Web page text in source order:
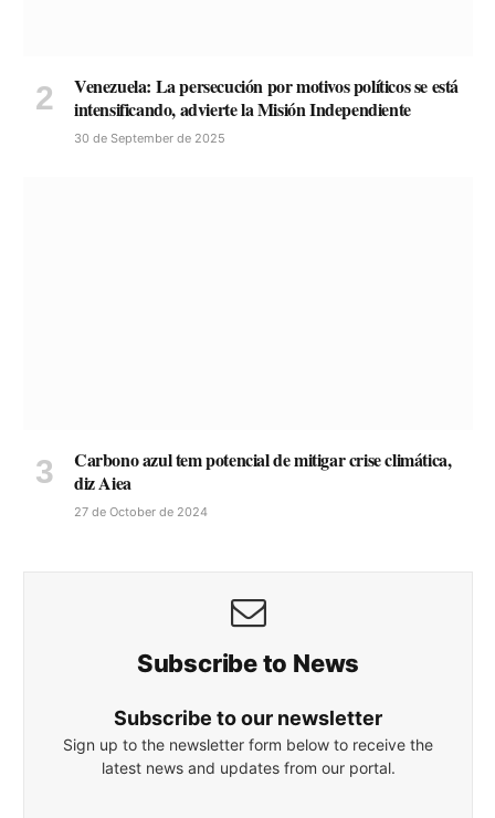
Venezuela: La persecución por motivos políticos se está
intensificando, advierte la Misión Independiente
30 de September de 2025
Carbono azul tem potencial de mitigar crise climática,
diz Aiea
27 de October de 2024
Subscribe to News
Subscribe to our newsletter
Sign up to the newsletter form below to receive the
latest news and updates from our portal.